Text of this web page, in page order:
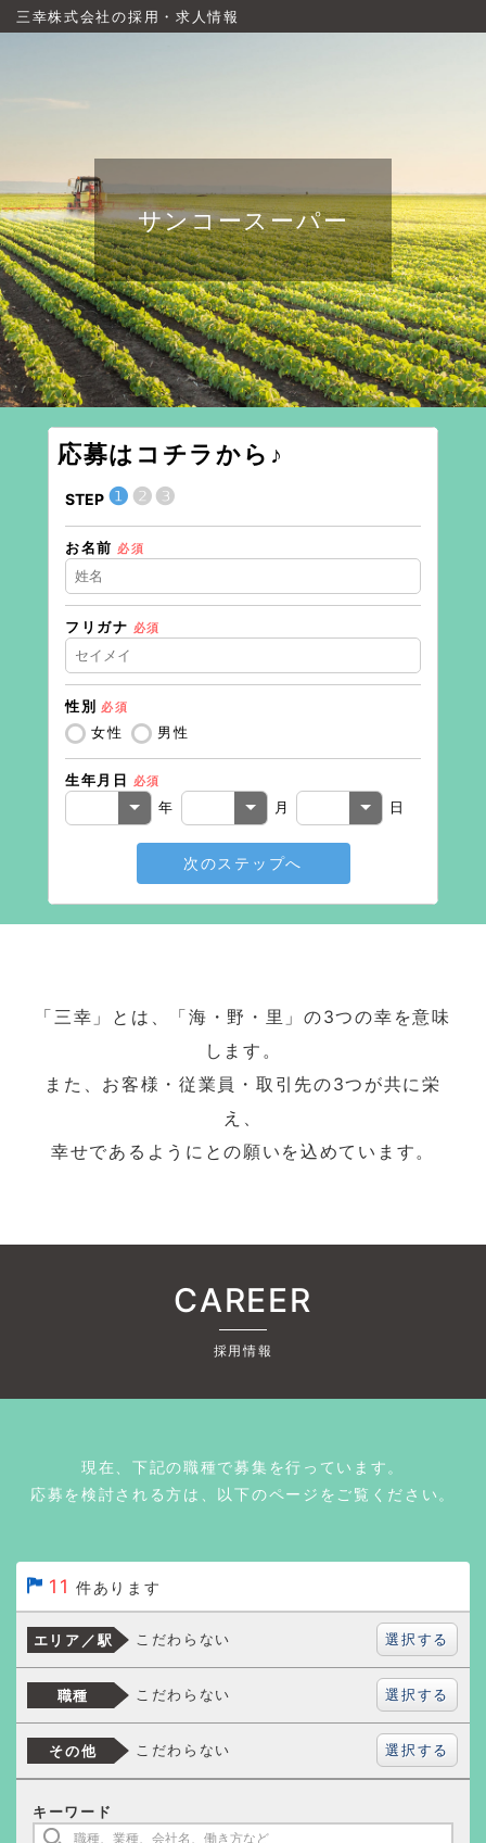
三幸株式会社の採用・求人情報
サンコースーパー
応募はコチラから♪
STEP ❶❷❸
お名前 必須
フリガナ 必須
性別 必須
女性 男性
生年月日 必須
年 月 日
次のステップへ
「三幸」とは、「海・野・里」の3つの幸を意味
します。
また、お客様・従業員・取引先の3つが共に栄
え、
幸せであるようにとの願いを込めています。
CAREER
採用情報
現在、下記の職種で募集を行っています。
応募を検討される方は、以下のページをご覧ください。
11 件あります
エリア／駅 こだわらない 選択する
職種 こだわらない 選択する
その他 こだわらない 選択する
キーワード